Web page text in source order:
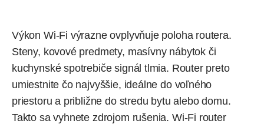
Výkon Wi‑Fi výrazne ovplyvňuje poloha routera.
Steny, kovové predmety, masívny nábytok či
kuchynské spotrebiče signál tlmia. Router preto
umiestnite čo najvyššie, ideálne do voľného
priestoru a približne do stredu bytu alebo domu.
Takto sa vyhnete zdrojom rušenia. Wi-Fi router